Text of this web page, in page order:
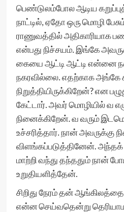
பெண்டுலம்போல ஆடிய
நாட்டில், ஏதோ ஒரு மொழி
ராணுவத்தில் அதிகாரியாக
என்பது நிச்சயம். இங்கே
கையை ஆட்டி ஆட்டி என்னை
நகரவில்லை. எதற்காக அங்கே
நிறுத்தியிருக்கிறேன்? என
கேட்டார். அவர் மொழியில் வ
நினைக்கிறேன். வ வரும்
உச்சரித்தார். நான் அவருக்கு
விளங்கப்படுத்தினேன். அந்தக்
மாற்றி வந்து தந்ததும் நான்
உறுதியளித்தேன்.
சிறிது நேரம் தன்
என்ன செய்வதென்று